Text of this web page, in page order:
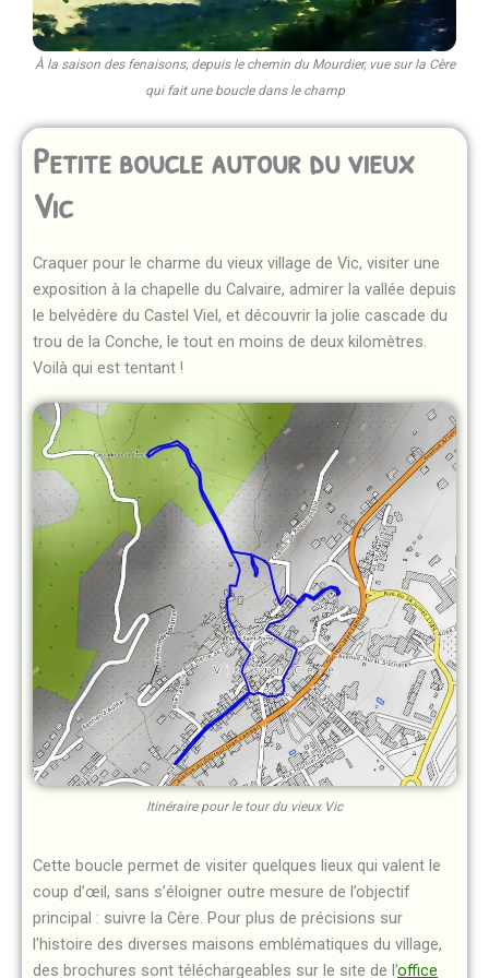
À la saison des fenaisons, depuis le chemin du Mourdier, vue sur la Cère
qui fait une boucle dans le champ
Petite boucle autour du vieux
Vic
Craquer pour le charme du vieux village de Vic, visiter une
exposition à la chapelle du Calvaire, admirer la vallée depuis
le belvédère du Castel Viel, et découvrir la jolie cascade du
trou de la Conche, le tout en moins de deux kilomètres.
Voilà qui est tentant !
Itinéraire pour le tour du vieux Vic
Cette boucle permet de visiter quelques lieux qui valent le
coup d’œil, sans s’éloigner outre mesure de l’objectif
principal : suivre la Cère. Pour plus de précisions sur
l’histoire des diverses maisons emblématiques du village,
des brochures sont téléchargeables sur le site de l’office